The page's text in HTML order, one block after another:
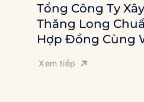
Tổng Công Ty
Thăng Long
Hợp Đồng Cùng
Xem tiếp